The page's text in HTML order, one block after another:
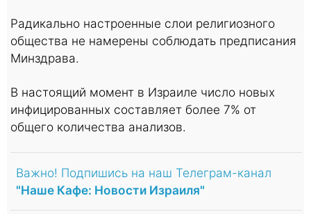
Радикально настроенные слои религиозного
общества не намерены соблюдать предписания
Минздрава.
В настоящий момент в Израиле число новых
инфицированных составляет более 7% от
общего количества анализов.
Важно! Подпишись на наш Телеграм-канал
"Наше Кафе: Новости Израиля"